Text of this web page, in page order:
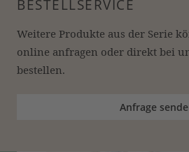
BESTELLSERVICE
Weitere Produkte aus der Serie
online anfragen oder direkt bei
bestellen.
Anfrage